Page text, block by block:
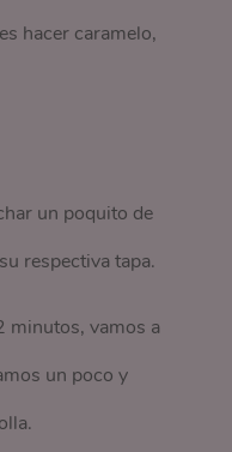
hacer caramelo,
un poquito de
respectiva tapa.
minutos, vamos a
un poco y